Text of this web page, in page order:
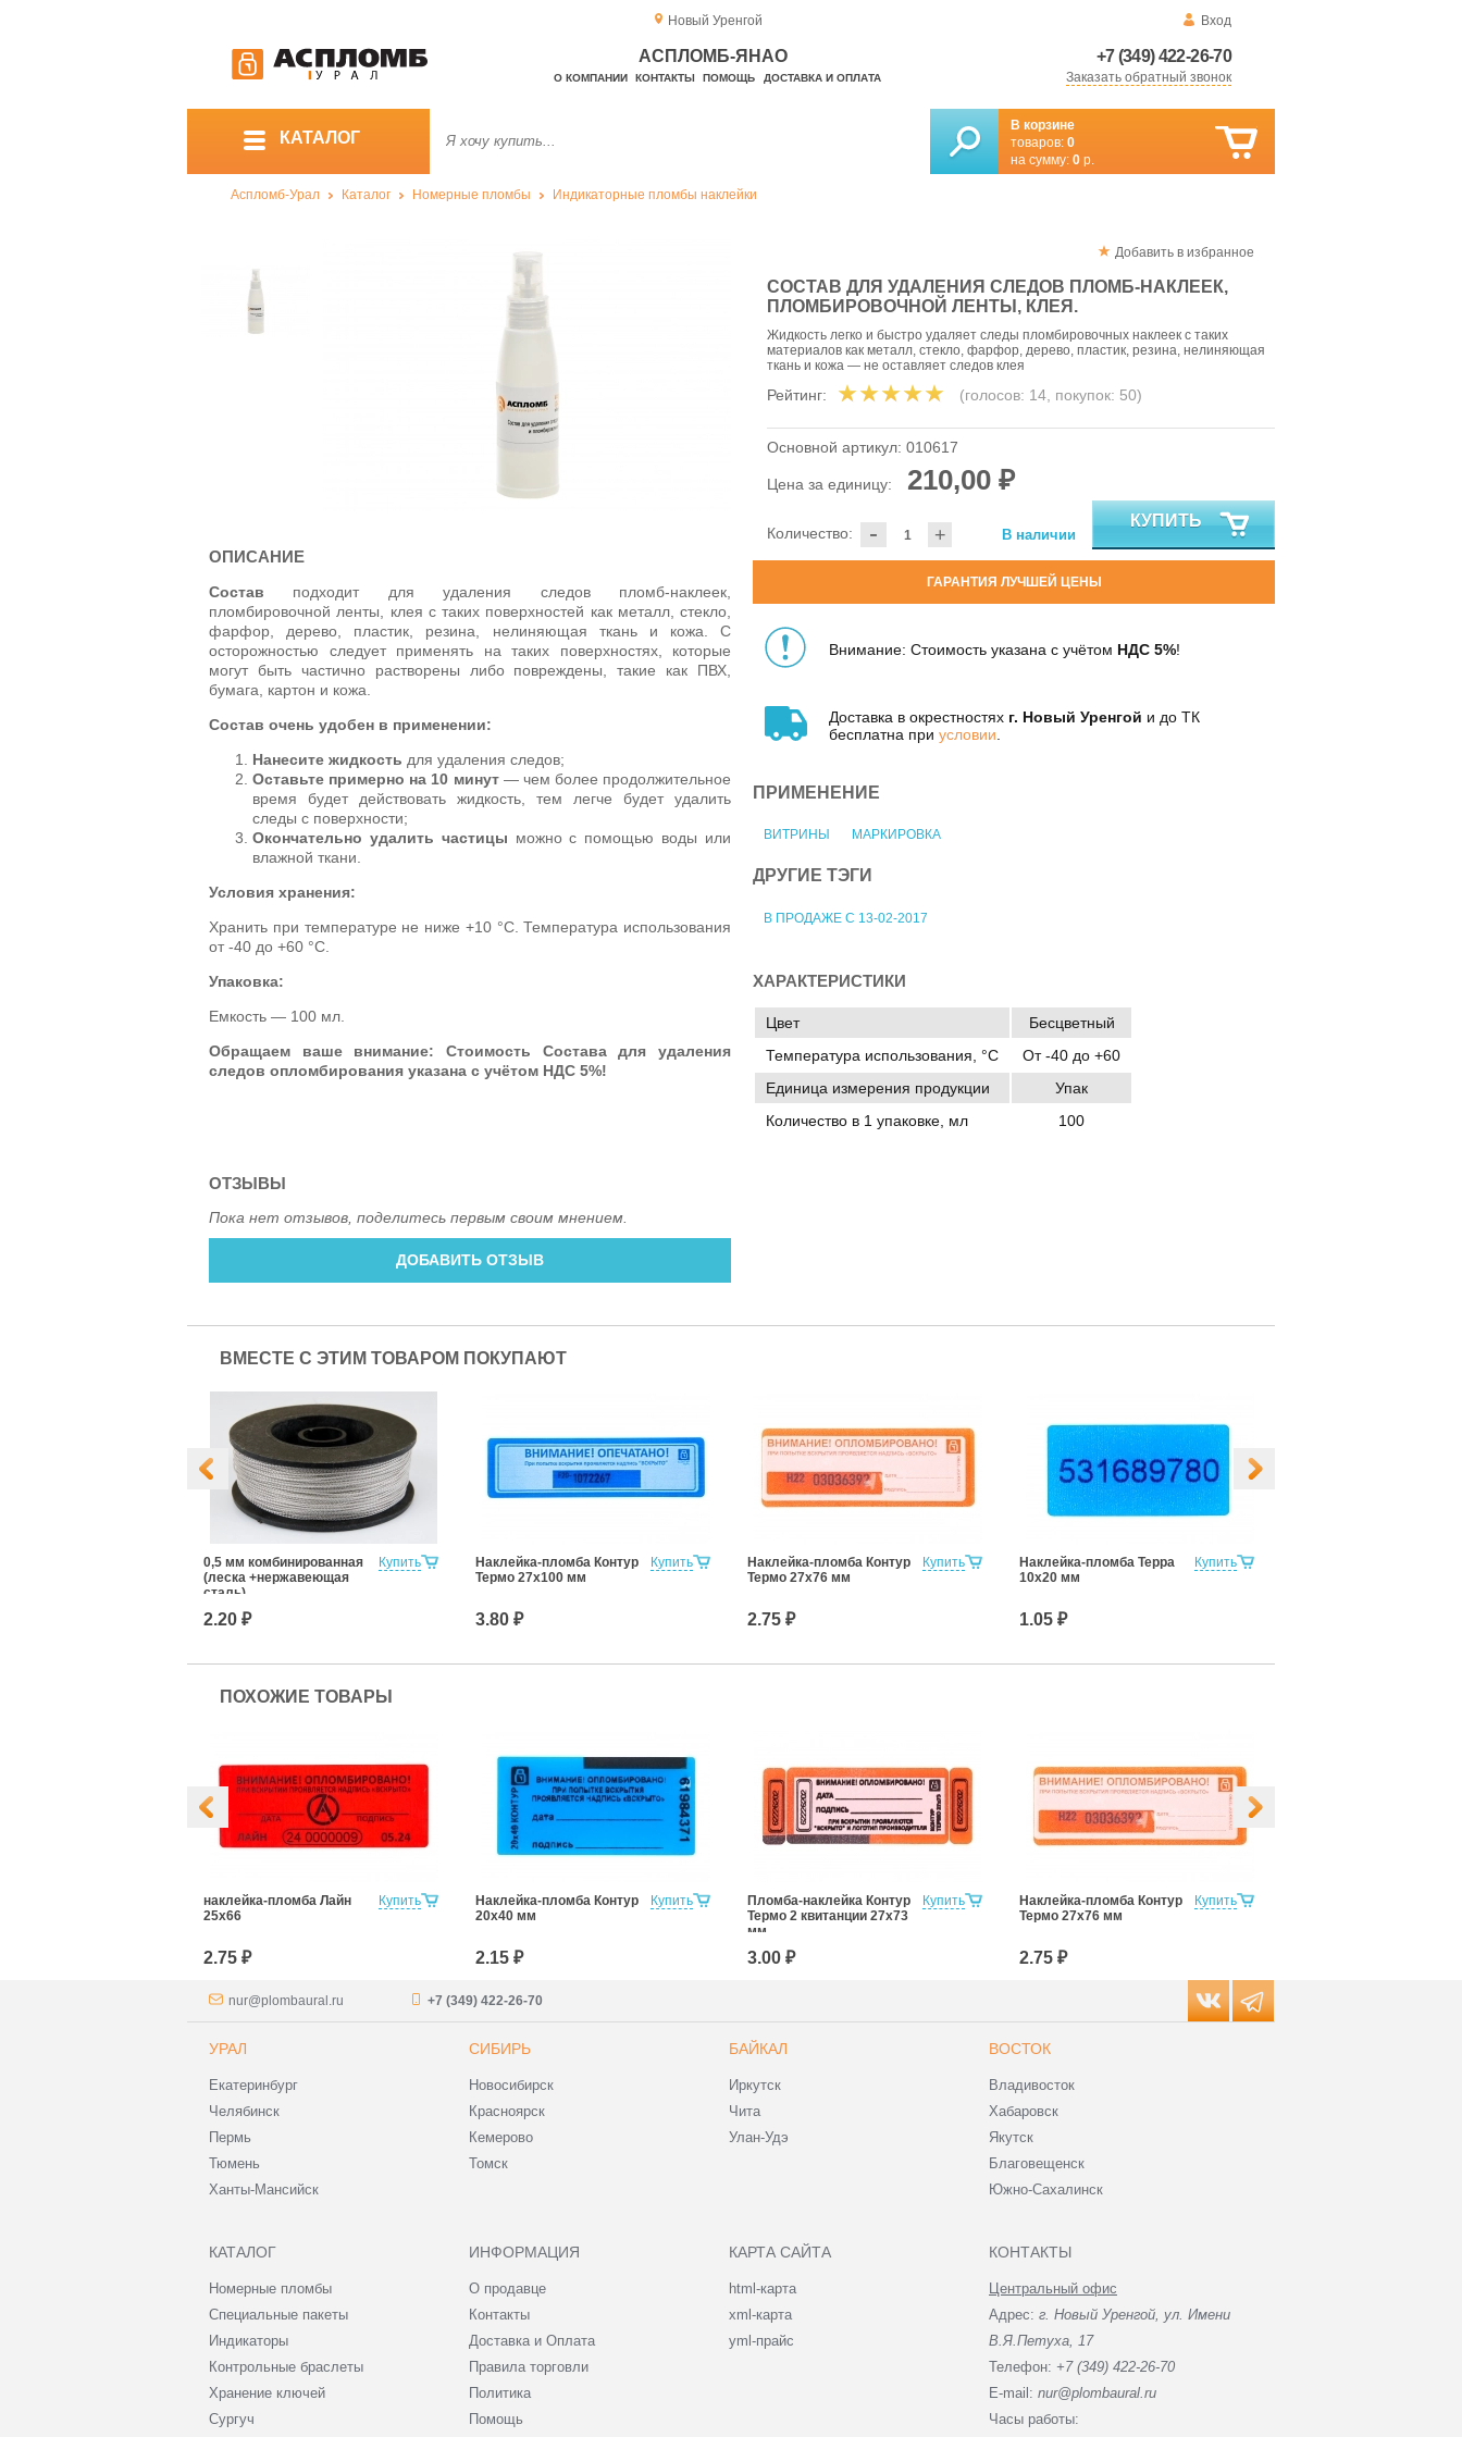
Новый Уренгой Вход
+7 (349) 422-26-70
Заказать обратный звонок
АСПЛОМБ-ЯНАО
О КОМПАНИИ КОНТАКТЫ ПОМОЩЬ ДОСТАВКА И ОПЛАТА
КАТАЛОГ
В корзине
товаров: 0
на сумму: 0 р.
Аспломб-Урал Каталог Номерные пломбы Индикаторные пломбы наклейки
Добавить в избранное
СОСТАВ ДЛЯ УДАЛЕНИЯ СЛЕДОВ ПЛОМБ-НАКЛЕЕК,
ПЛОМБИРОВОЧНОЙ ЛЕНТЫ, КЛЕЯ.
Жидкость легко и быстро удаляет следы пломбировочных наклеек с таких
материалов как металл, стекло, фарфор, дерево, пластик, резина, нелиняющая
ткань и кожа — не оставляет следов клея
Рейтинг: (голосов: 14, покупок: 50)
Основной артикул: 010617
Цена за единицу: 210,00 ₽
- +
Количество: В наличии
КУПИТЬ
ГАРАНТИЯ ЛУЧШЕЙ ЦЕНЫ
Внимание: Стоимость указана с учётом НДС 5%!
Доставка в окрестностях г. Новый Уренгой и до ТК
бесплатна при условии
ПРИМЕНЕНИЕ
ВИТРИНЫ МАРКИРОВКА
ДРУГИЕ ТЭГИ
В ПРОДАЖЕ С 13-02-2017
ОПИСАНИЕ
Состав подходит для удаления следов пломб-наклеек,
пломбировочной ленты, клея с таких поверхностей как металл, стекло,
фарфор, дерево, пластик, резина, нелиняющая ткань и кожа. С
осторожностью следует применять на таких поверхностях, которые
могут быть частично растворены либо повреждены, такие как ПВХ,
бумага, картон и кожа.
Состав очень удобен в применении:
Нанесите жидкость для удаления следов;
Оставьте примерно на 10 минут— чем более продолжительное
время будет действовать жидкость, тем легче будет удалить
следы с поверхности;
Окончательно удалить частицы можно с помощью воды или
влажной ткани.
Условия хранения:
Хранить при температуре не ниже +10 °C. Температура использования
от -40 до +60 °C.
Упаковка:
Емкость — 100 мл.
Обращаем ваше внимание: Стоимость Состава для удаления
следов опломбирования указана с учётом НДС 5%!
ХАРАКТЕРИСТИКИ
Цвет
Бесцветный
Температура использования, °C
От -40 до +60
Единица измерения продукции
Упак
Количество в 1 упаковке, мл
100
ОТЗЫВЫ
Пока нет отзывов, поделитесь первым своим мнением.
ДОБАВИТЬ ОТЗЫВ
ВМЕСТЕ С ЭТИМ ТОВАРОМ ПОКУПАЮТ
Купить
0,5 мм комбинированная
(леска +нержавеющая
сталь)
2.20 ₽
Купить
Наклейка-пломба Контур
Термо 27х100 мм
3.80 ₽
Купить
Наклейка-пломба Контур
Термо 27х76 мм
2.75 ₽
Купить
Наклейка-пломба Терра
10х20 мм
1.05 ₽
ПОХОЖИЕ ТОВАРЫ
Купить
наклейка-пломба Лайн
25х66
2.75 ₽
Купить
Наклейка-пломба Контур
20х40 мм
2.15 ₽
Купить
Пломба-наклейка Контур
Термо 2 квитанции 27х73
мм
3.00 ₽
Купить
Наклейка-пломба Контур
Термо 27х76 мм
2.75 ₽
nur@plombaural.ru +7 (349) 422-26-70
УРАЛ
Екатеринбург
Челябинск
Пермь
Тюмень
Ханты-Мансийск
СИБИРЬ
Новосибирск
Красноярск
Кемерово
Томск
БАЙКАЛ
Иркутск
Чита
Улан-Удэ
ВОСТОК
Владивосток
Хабаровск
Якутск
Благовещенск
Южно-Сахалинск
КАТАЛОГ
Номерные пломбы
Специальные пакеты
Индикаторы
Контрольные браслеты
Хранение ключей
Сургуч
ИНФОРМАЦИЯ
О продавце
Контакты
Доставка и Оплата
Правила торговли
Политика
Помощь
КАРТА САЙТА
html-карта
xml-карта
yml-прайс
КОНТАКТЫ
Центральный офис
Адрес: г. Новый Уренгой, ул. Имени
В.Я.Петуха, 17
Телефон: +7 (349) 422-26-70
E-mail: nur@plombaural.ru
Часы работы: